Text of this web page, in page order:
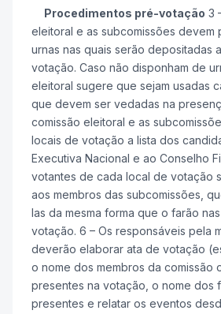
Procedimentos pré-votação 3
eleitoral e as subcomissões devem
urnas nas quais serão depositadas
votação. Caso não disponham de
eleitoral sugere que sejam usadas
que devem ser vedadas na
comissão eleitoral e as
locais de votação a lista dos
Executiva Nacional e ao Conselho
votantes de cada local de votação
aos membros das subcomissões,
las da mesma forma que o farão
votação. 6 – Os responsáveis pela
deverão elaborar ata de votação
o nome dos membros da comissão
presentes na votação, o nome dos
presentes e relatar os eventos